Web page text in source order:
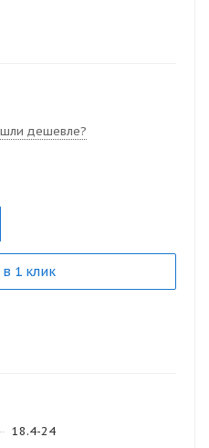
дешевле?
1 клик
18.4-24